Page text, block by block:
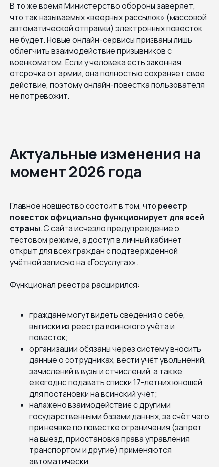
В то же время Министерство обороны заверяет,
что так называемых «веерных рассылок» (массовой
автоматической отправки) электронных повесток
не будет. Новые онлайн-сервисы призваны лишь
облегчить взаимодействие призывников с
военкоматом. Если у человека есть законная
отсрочка от армии, она полностью сохраняет свое
действие, поэтому онлайн-повестка пользователя
не потревожит.
Актуальные изменения на
момент 2026 года
Главное новшество состоит в том, что реестр
повесток официально функционирует для всей
страны. С сайта исчезло предупреждение о
тестовом режиме, а доступ в личный кабинет
открыт для всех граждан с подтвержденной
учётной записью на «Госуслугах».
Функционал реестра расширился:
граждане могут видеть сведения о себе,
выписки из реестра воинского учёта и
повесток;
организации обязаны через систему вносить
данные о сотрудниках, вести учёт увольнений,
зачислений в вузы и отчислений, а также
ежегодно подавать списки 17-летних юношей
для постановки на воинский учёт;
налажено взаимодействие с другими
государственными базами данных, за счёт чего
при неявке по повестке ограничения (запрет
на выезд, приостановка права управления
транспортом и другие) применяются
автоматически.